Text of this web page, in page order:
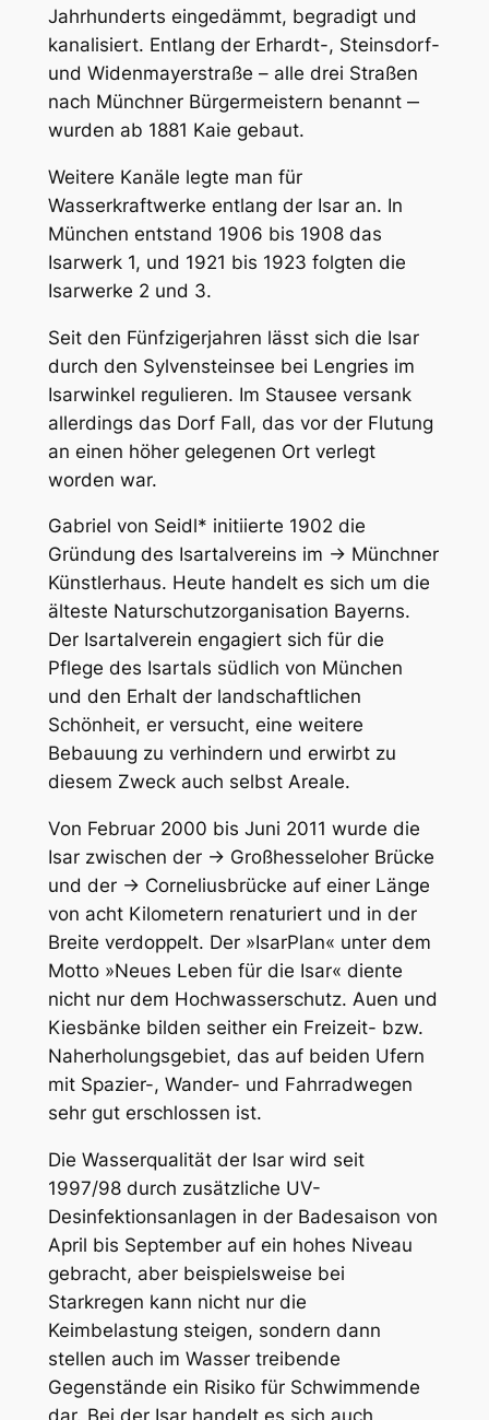
Jahrhunderts eingedämmt, begradigt und
kanalisiert. Entlang der Erhardt-, Steinsdorf-
und Widenmayerstraße – alle drei Straßen
nach Münchner Bürgermeistern benannt ‒
wurden ab 1881 Kaie gebaut.
Weitere Kanäle legte man für
Wasserkraftwerke entlang der Isar an. In
München entstand 1906 bis 1908 das
Isarwerk 1, und 1921 bis 1923 folgten die
Isarwerke 2 und 3.
Seit den Fünfzigerjahren lässt sich die Isar
durch den Sylvensteinsee bei Lengries im
Isarwinkel regulieren. Im Stausee versank
allerdings das Dorf Fall, das vor der Flutung
an einen höher gelegenen Ort verlegt
worden war.
Gabriel von Seidl* initiierte 1902 die
Gründung des Isartalvereins im → Münchner
Künstlerhaus. Heute handelt es sich um die
älteste Naturschutzorganisation Bayerns.
Der Isartalverein engagiert sich für die
Pflege des Isartals südlich von München
und den Erhalt der landschaftlichen
Schönheit, er versucht, eine weitere
Bebauung zu verhindern und erwirbt zu
diesem Zweck auch selbst Areale.
Von Februar 2000 bis Juni 2011 wurde die
Isar zwischen der → Großhesseloher Brücke
und der → Corneliusbrücke auf einer Länge
von acht Kilometern renaturiert und in der
Breite verdoppelt. Der »IsarPlan« unter dem
Motto »Neues Leben für die Isar« diente
nicht nur dem Hochwasserschutz. Auen und
Kiesbänke bilden seither ein Freizeit- bzw.
Naherholungsgebiet, das auf beiden Ufern
mit Spazier-, Wander- und Fahrradwegen
sehr gut erschlossen ist.
Die Wasserqualität der Isar wird seit
1997/98 durch zusätzliche UV-
Desinfektionsanlagen in der Badesaison von
April bis September auf ein hohes Niveau
gebracht, aber beispielsweise bei
Starkregen kann nicht nur die
Keimbelastung steigen, sondern dann
stellen auch im Wasser treibende
Gegenstände ein Risiko für Schwimmende
dar. Bei der Isar handelt es sich auch